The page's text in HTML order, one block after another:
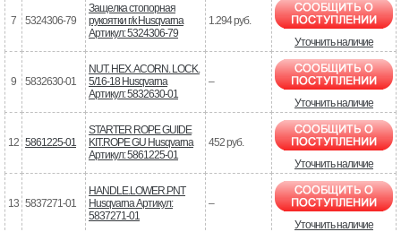
7 5324306-79
Защелка стопорная
рукоятки г/к Husqvarna
Артикул: 5324306-79
1.294 руб.
Уточнить наличие
9 5832630-01
NUT. HEX. ACORN. LOCK.
5/16-18 Husqvarna
Артикул: 5832630-01
–
Уточнить наличие
12 5861225-01
STARTER ROPE GUIDE
KIT.ROPE GU Husqvarna
Артикул: 5861225-01
452 руб.
Уточнить наличие
13 5837271-01
HANDLE.LOWER.PNT
Husqvarna Артикул:
5837271-01
–
Уточнить наличие